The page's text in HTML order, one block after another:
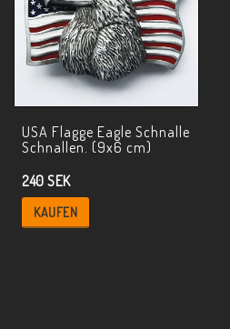
USA Flagge Eagle Schnalle
Schnallen. (9x6 cm)
240 SEK
KAUFEN